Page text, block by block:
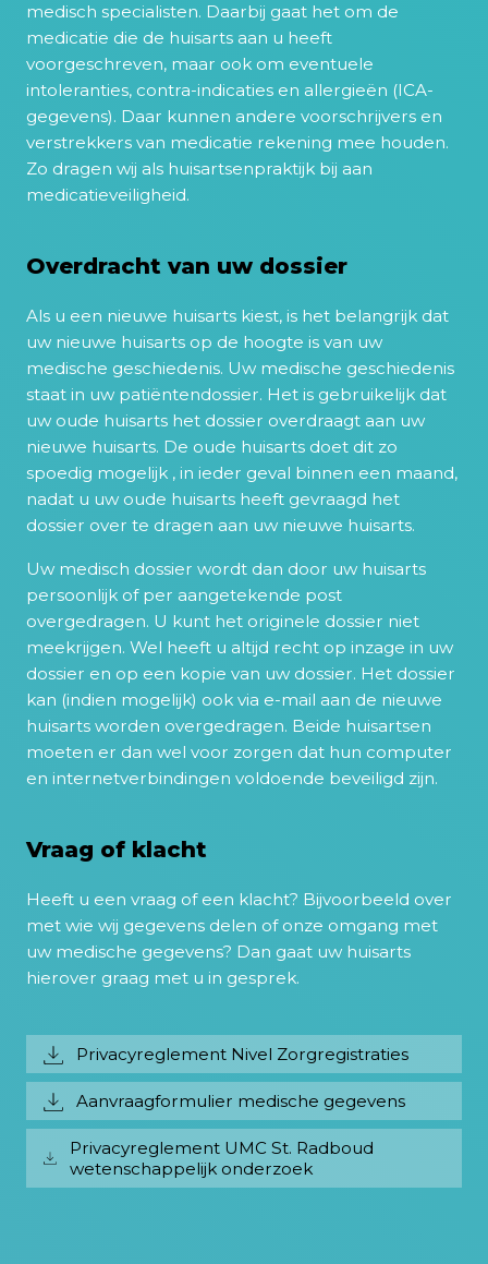
medisch specialisten. Daarbij gaat het om de
medicatie die de huisarts aan u heeft
voorgeschreven, maar ook om eventuele
intoleranties, contra-indicaties en allergieën (ICA-
gegevens). Daar kunnen andere voorschrijvers en
verstrekkers van medicatie rekening mee houden.
Zo dragen wij als huisartsenpraktijk bij aan
medicatieveiligheid.
Overdracht van uw dossier
Als u een nieuwe huisarts kiest, is het belangrijk dat
uw nieuwe huisarts op de hoogte is van uw
medische geschiedenis. Uw medische geschiedenis
staat in uw patiëntendossier. Het is gebruikelijk dat
uw oude huisarts het dossier overdraagt aan uw
nieuwe huisarts. De oude huisarts doet dit zo
spoedig mogelijk , in ieder geval binnen een maand,
nadat u uw oude huisarts heeft gevraagd het
dossier over te dragen aan uw nieuwe huisarts.
Uw medisch dossier wordt dan door uw huisarts
persoonlijk of per aangetekende post
overgedragen. U kunt het originele dossier niet
meekrijgen. Wel heeft u altijd recht op inzage in uw
dossier en op een kopie van uw dossier. Het dossier
kan (indien mogelijk) ook via e-mail aan de nieuwe
huisarts worden overgedragen. Beide huisartsen
moeten er dan wel voor zorgen dat hun computer
en internetverbindingen voldoende beveiligd zijn.
Vraag of klacht
Heeft u een vraag of een klacht? Bijvoorbeeld over
met wie wij gegevens delen of onze omgang met
uw medische gegevens? Dan gaat uw huisarts
hierover graag met u in gesprek.
Privacyreglement Nivel Zorgregistraties
Aanvraagformulier medische gegevens
Privacyreglement UMC St. Radboud
wetenschappelijk onderzoek